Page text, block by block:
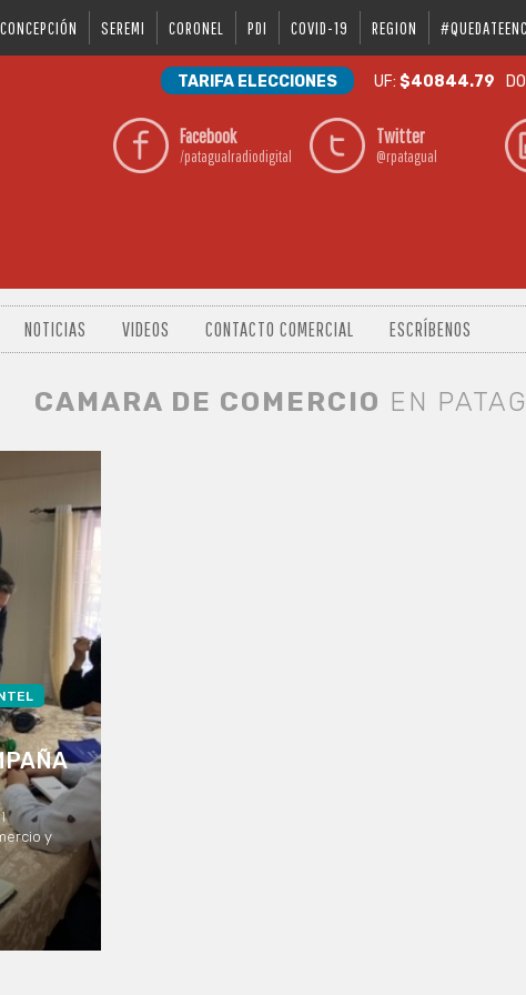
CONCEPCIÓN SEREMI CORONEL PDI COVID-19 REGION
TARIFA ELECCIONES UF:$40844.79
Facebook
/patagualradiodigital
Twitter
@rpatagual
NOTICIAS VIDEOS CONTACTO COMERCIAL ESCRÍBENOS
CAMARA DE COMERCIO EN
y